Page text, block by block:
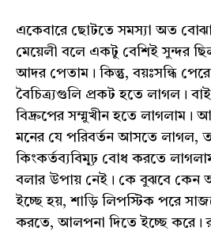
একেবারে ছোটতে সমস্যা অত বোঝা
মেয়েলী বলে একটু বেশিই সুন্দর
আদর পেতাম। কিন্তু, বয়ঃসন্ধি
বৈচিত্র্যগুলি প্রকট হতে লাগল।
বিদ্রুপের সম্মুখীন হতে লাগলাম।
মনের যে পরিবর্তন আসতে লাগল,
কিংকর্তব্যবিমূ়ঢ়‌ বোধ করতে
বলার উপায় নেই। কে বুঝবে কেন
ইচ্ছে হয়, শাড়ি লিপস্টিক পরে
করতে, আলপনা দিতে ইচ্ছে করে।